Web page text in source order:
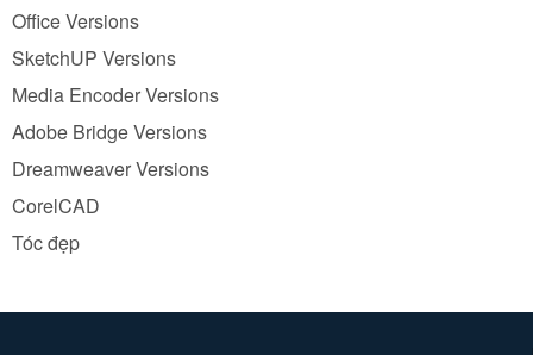
Office Versions
SketchUP Versions
Media Encoder Versions
Adobe Bridge Versions
Dreamweaver Versions
CorelCAD
Tóc đẹp